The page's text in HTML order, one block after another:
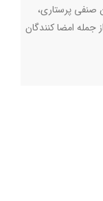
صنفی پرستاری،
امضا کنندگان